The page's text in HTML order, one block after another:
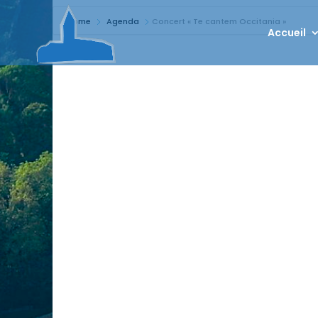
Accueil
Home Agenda Concert « Te cantem Occitania »